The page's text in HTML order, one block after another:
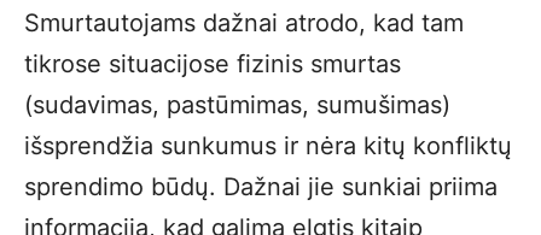
Smurtautojams dažnai atrodo, kad tam
tikrose situacijose fizinis smurtas
(sudavimas, pastūmimas, sumušimas)
išsprendžia sunkumus ir nėra kitų konfliktų
sprendimo būdų. Dažnai jie sunkiai priima
informaciją, kad galima elgtis kitaip